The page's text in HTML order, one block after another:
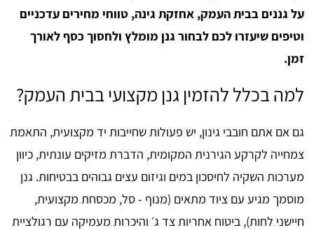
על גננים בבית העמק, אחזקת גינה, טווחי מחירים עדכניים
וטיפים שיעזרו לכם לבחור גנן מומלץ ולחסוך כסף לאורך
זמן.
למה בכלל להזמין גנן מקצועי בבית העמק?
גם אם אתם חובבי גינון, יש פעולות שחייבות יד מקצועית, התאמת
צמחייה לקרקע הגירנית המקומית, הדברת מזיקים עונתית, כיוון
מערכות השקיה לחיסכון במים וגיזום עצים גבוהים בבטיחות. גנן
מוסמך מגיע עם ציוד מתאים (מנוף - סל, מכסחת מקצועית,
חיישני לחות), ביטוח אחריות צד ג׳ והיכרות מעמיקה עם רגולציית